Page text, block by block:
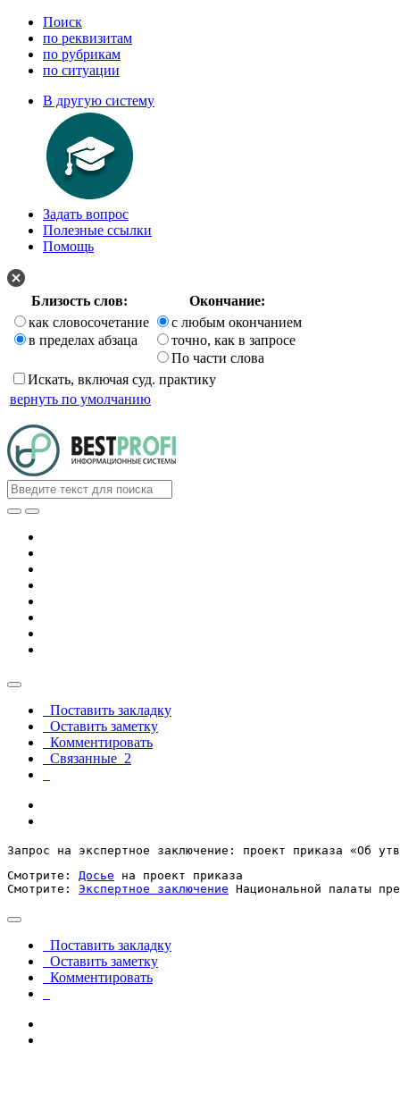
Поиск
по реквизитам
по рубрикам
по ситуации
В другую систему
Задать вопрос
Полезные ссылки
Помощь
Близость слов:
Окончание:
как словосочетание
в пределах абзаца
с любым окончанием
точно, как в запросе
По части слова
Искать, включая суд. практику
вернуть по умолчанию
Поставить закладку
Оставить заметку
Комментировать
Связанные 2
Запрос на экспертное заключение: проект приказа «Об
Смотрите: Досье на проект приказа
Смотрите: Экспертное заключение Национальной палаты
Поставить закладку
Оставить заметку
Комментировать